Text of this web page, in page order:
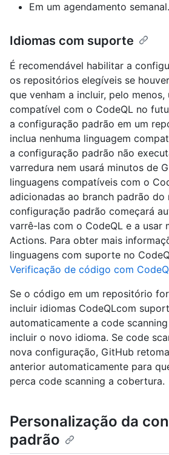
Em um agendamento semanal.
Idiomas com suporte
É recomendável habilitar a
os repositórios elegíveis se
que venham a incluir, pelo menos,
compatível com o CodeQL no
a configuração padrão em um
inclua nenhuma linguagem
a configuração padrão não
varredura nem usará minutos de
linguagens compatíveis com o
adicionadas ao branch padrão do
configuração padrão começará
varrê-las com o CodeQL e a usar
Actions. Para obter mais
linguagens com suporte no
Verificação de código com
Se o código em um repositório
incluir idiomas CodeQLcom
automaticamente a code
incluir o novo idioma. Se code
nova configuração, GitHub
anterior automaticamente para
perca code scanning a cobertura.
Personalização da
padrão